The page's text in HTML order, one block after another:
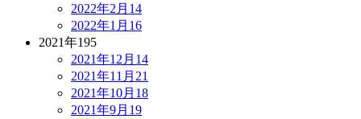
2022年2月 14
2022年1月 16
2021年195
2021年12月 14
2021年11月 21
2021年10月 18
2021年9月 19